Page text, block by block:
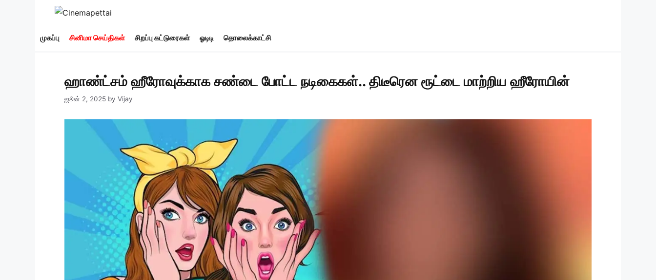
முகப்பு சினிமா செய்திகள் சிறப்பு கட்டுரைகள் ஓடிடி தொலைக்காட்சி
ஹாண்ட்சம் ஹீரோவுக்காக சண்டை போட்ட நடிகைகள்.. திடீரென ரூட்டை மாற்றிய ஹீரோயின்
ஜூன் 2, 2025 by Vijay